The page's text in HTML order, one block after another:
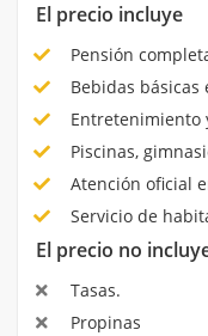
El precio incluye
Pensión
Bebidas básicas
Entretenimiento
Piscinas,
Atención oficial
Servicio de
El precio no
Tasas.
Propinas